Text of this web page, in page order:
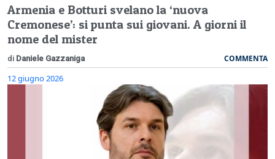
Armenia e Botturi svelano la ‘nuova
Cremonese’: si punta sui giovani. A giorni il
nome del mister
di Daniele Gazzaniga COMMENTA
12 giugno 2026